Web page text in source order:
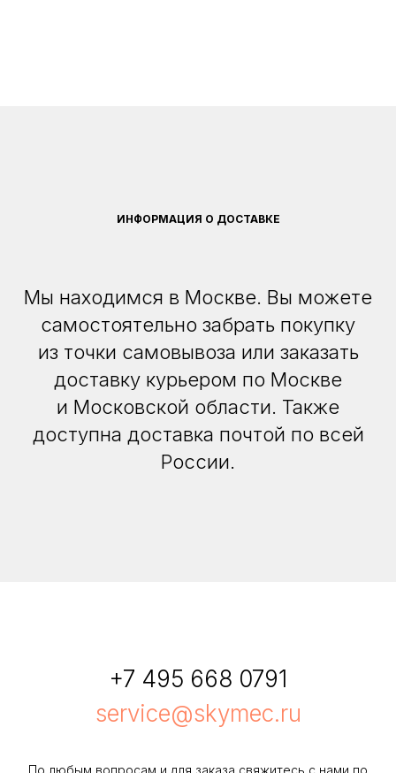
ИНФОРМАЦИЯ О ДОСТАВКЕ
Мы находимся в Москве. Вы можете
самостоятельно забрать покупку
из точки самовывоза или заказать
доставку курьером по Москве
и Московской области. Также
доступна доставка почтой по всей
России.
+7 495 668 0791
service@skymec.ru
По любым вопросам и для заказа свяжитесь с нами по